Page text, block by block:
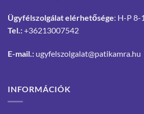
Ügyfélszolgálat elérhetősége: H-P 8-
Tel.:+36213007542
E-mail.: ugyfelszolgalat@patikamra.hu
INFORMÁCIÓK